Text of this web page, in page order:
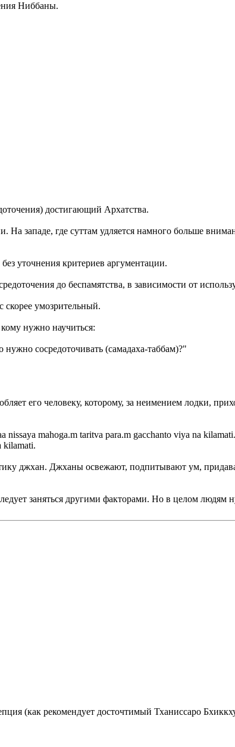
Ниббаны.
достигающий Архатства.
западе, где суттам удляется намного больше
уточнения критериев аргументации.
до беспамятства, в зависимости от
скорее умозрительный.
нужно научиться:
сосредоточивать (самадаха-таббам)?"
его человеку, которому, за неимением лодки,
mahoga.m taritva para.m gacchanto viya na
kilamati.
джхан. Джханы освежают, подпитывают ум,
заняться другими факторами. Но в целом людям
(как рекомендует досточтимый Тханиссаро